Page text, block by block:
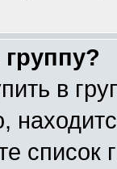
в
список